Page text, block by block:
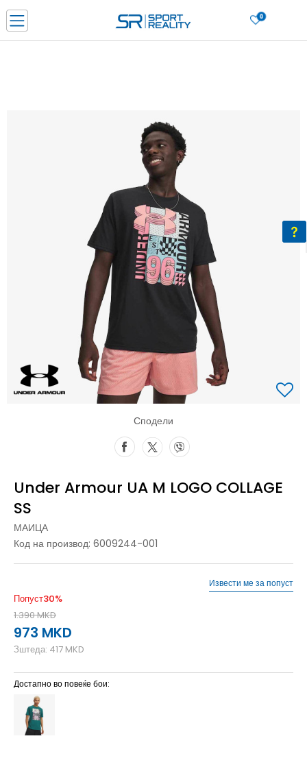
0
ДОЗНАЈ ПОВЕЌЕ
Ценовник
ДОЗНАЈ ПОВЕЌЕ
Сподели
Under Armour UA M LOGO COLLAGE
SS
МАИЦА
Код на производ: 6009244-001
Попуст30%
1.390MKD
973 MKD
Зштеда: 417 MKD
Извести ме за попуст
Достапно во повеќе бои: